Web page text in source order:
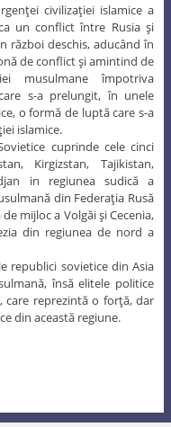
civilizaţiei islamice a
un conflict între Rusia şi
război deschis, aducând în
de conflict şi amintind de
musulmane împotriva
s-a prelungit, în unele
o formă de luptă care s-a
islamice.
cuprinde cele cinci
Kirgizstan, Tajikistan,
in regiunea sudică a
din Federaţia Rusă
mijloc a Volgăi şi Cecenia,
din regiunea de nord a
republici sovietice din Asia
însă elitele politice
care reprezintă o forţă, dar
din această regiune.